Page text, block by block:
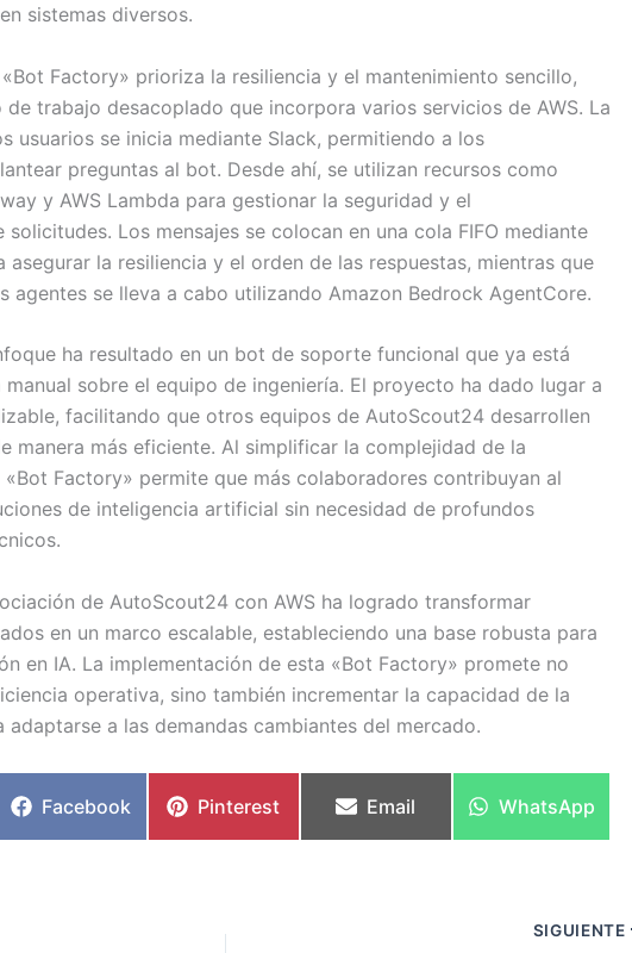
sistemas diversos.
Factory» prioriza la resiliencia y el mantenimiento sencillo,
trabajo desacoplado que incorpora varios servicios de AWS. La
usuarios se inicia mediante Slack, permitiendo a los
preguntas al bot. Desde ahí, se utilizan recursos como
y AWS Lambda para gestionar la seguridad y el
solicitudes. Los mensajes se colocan en una cola FIFO mediante
asegurar la resiliencia y el orden de las respuestas, mientras que
agentes se lleva a cabo utilizando Amazon Bedrock AgentCore.
ha resultado en un bot de soporte funcional que ya está
sobre el equipo de ingeniería. El proyecto ha dado lugar a
facilitando que otros equipos de AutoScout24 desarrollen
manera más eficiente. Al simplificar la complejidad de la
Factory» permite que más colaboradores contribuyan al
de inteligencia artificial sin necesidad de profundos
de AutoScout24 con AWS ha logrado transformar
en un marco escalable, estableciendo una base robusta para
en IA. La implementación de esta «Bot Factory» promete no
operativa, sino también incrementar la capacidad de la
adaptarse a las demandas cambiantes del mercado.
Compartir
Facebook
Compartir
Pinterest
Compartir
Email
Compartir
WhatsApp
SIGUIENTE